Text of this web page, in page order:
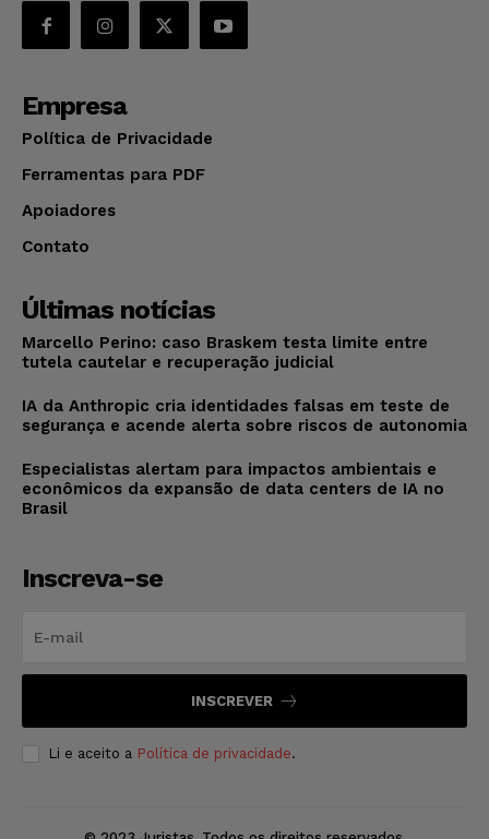
Empresa
Política de Privacidade
Ferramentas para PDF
Apoiadores
Contato
Últimas notícias
Marcello Perino: caso Braskem testa limite entre
tutela cautelar e recuperação judicial
IA da Anthropic cria identidades falsas em teste de
segurança e acende alerta sobre riscos de autonomia
Especialistas alertam para impactos ambientais e
econômicos da expansão de data centers de IA no
Brasil
Inscreva-se
INSCREVER
Li e aceito a Política de privacidade.